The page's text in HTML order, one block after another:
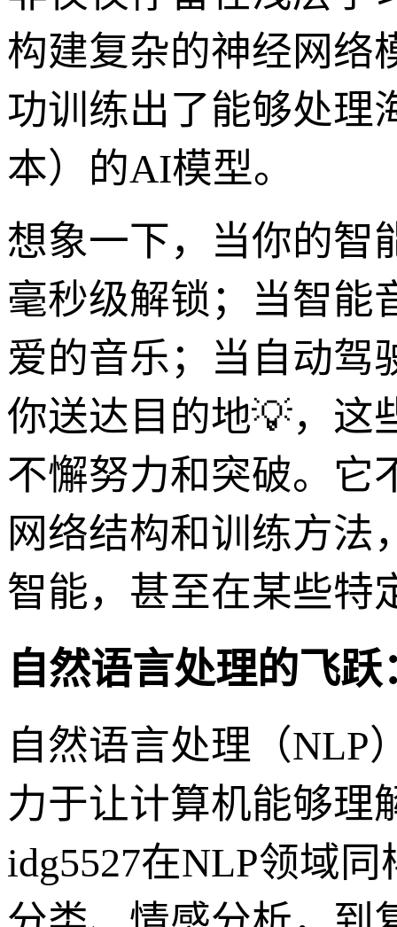
构建复杂的神经网络
功训练出了能够处理
本）的AI模型。
想象一下，当你的智
毫秒级解锁；当智能
爱的音乐；当自动驾
你送达目的地💡，这
不懈努力和突破。它
网络结构和训练方法
智能，甚至在某些特
自然语言处理的飞
自然语言处理（NLP
力于让计算机能够理
idg5527在NLP领域